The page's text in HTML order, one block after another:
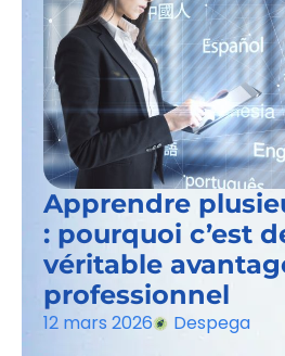
Apprendre
: pourquoi c’est
véritable
professionnel
12 mars 2026 Despega